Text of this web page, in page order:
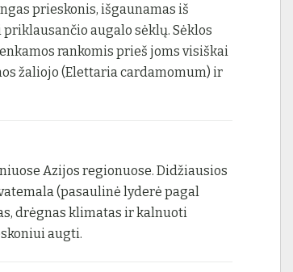
prieskonis, išgaunamas iš
augalo sėklų. Sėklos
rankomis prieš joms visiškai
žaliojo (Elettaria cardamomum) ir
Azijos regionuose. Didžiausios
(pasaulinė lyderė pagal
drėgnas klimatas ir kalnuoti
augti.